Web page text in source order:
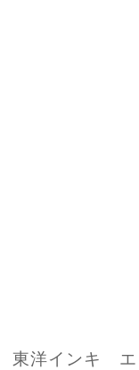
東洋インキ エ